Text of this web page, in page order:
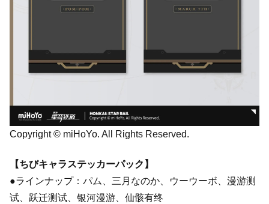
Copyright © miHoYo. All Rights Reserved.
【ちびキャラステッカーパック】
●ラインナップ：パム、三月なのか、ウーウーボ、漫游测
试、跃迁测试、银河漫游、仙骸有终